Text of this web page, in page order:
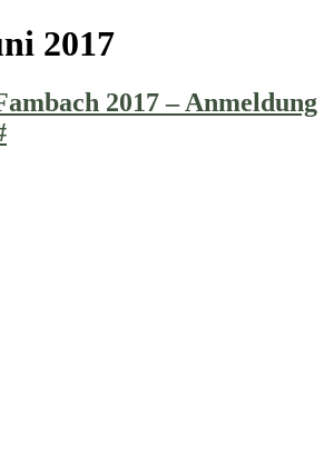
2017
2017 – Anmeldung